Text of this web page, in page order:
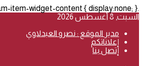
.stream-item-widget-content { display:none; }
السبت, 8 أغسطس 2026
مدير الموقع : نصرو العبدلاوي
إعلاناتكم
إتصل بنا